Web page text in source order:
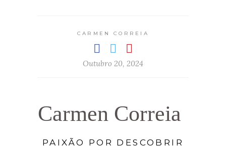
CARMEN CORREIA
Outubro 20, 2024
Carmen Correia
PAIXÃO POR DESCOBRIR